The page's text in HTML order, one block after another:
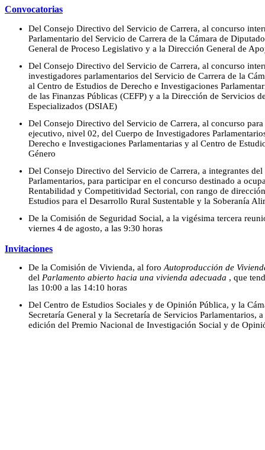
Convocatorias
Del Consejo Directivo del Servicio de Carrera, al concurso
Parlamentario del Servicio de Carrera de la Cámara de
General de Proceso Legislativo y a la Dirección General de
Del Consejo Directivo del Servicio de Carrera, al concurso
investigadores parlamentarios del Servicio de Carrera de la
al Centro de Estudios de Derecho e Investigaciones
de las Finanzas Públicas (CEFP) y a la Dirección de Servicios
Especializados (DSIAE)
Del Consejo Directivo del Servicio de Carrera, al concurso
ejecutivo, nivel 02, del Cuerpo de Investigadores
Derecho e Investigaciones Parlamentarias y al Centro de
Género
Del Consejo Directivo del Servicio de Carrera, a integrantes
Parlamentarios, para participar en el concurso destinado a
Rentabilidad y Competitividad Sectorial, con rango de
Estudios para el Desarrollo Rural Sustentable y la Soberanía
De la Comisión de Seguridad Social, a la vigésima tercera
viernes 4 de agosto, a las 9:30 horas
Invitaciones
De la Comisión de Vivienda, al foro Autoproducción de
del Parlamento abierto hacia una vivienda adecuada , que
las 10:00 a las 14:10 horas
Del Centro de Estudios Sociales y de Opinión Pública, y la
Secretaría General y la Secretaría de Servicios Parlamentarios,
edición del Premio Nacional de Investigación Social y de